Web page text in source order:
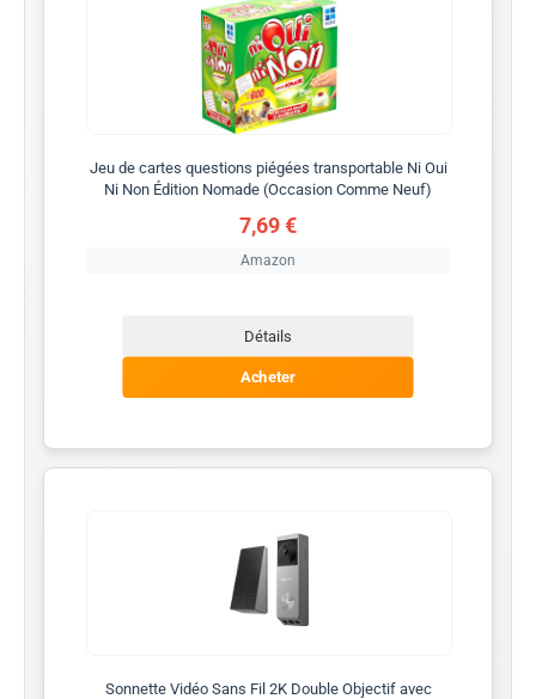
Jeu de cartes questions piégées transportable Ni Oui
Ni Non Édition Nomade (Occasion Comme Neuf)
7,69 €
Amazon
Détails
Acheter
Sonnette Vidéo Sans Fil 2K Double Objectif avec